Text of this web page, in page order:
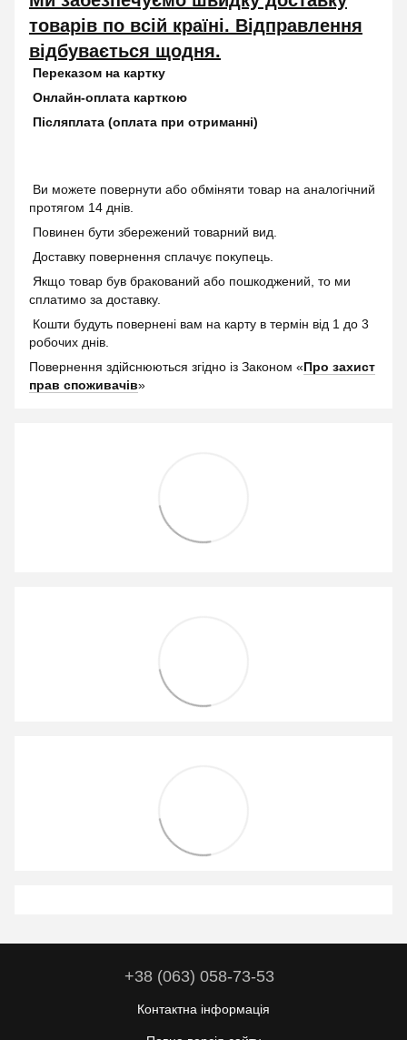
товарів по всій країні. Відправлення
відбувається щодня.
Переказом на картку
Онлайн-оплата карткою
Післяплата (оплата при отриманні)
Ви можете повернути або обміняти товар на аналогічний
протягом 14 днів.
Повинен бути збережений товарний вид.
Доставку повернення сплачує покупець.
Якщо товар був бракований або пошкоджений, то ми
сплатимо за доставку.
Кошти будуть повернені вам на карту в термін від 1 до 3
робочих днів.
Повернення здійснюються згідно із Законом «Про захист
прав споживачів»
+38 (063) 058-73-53
Контактна інформація